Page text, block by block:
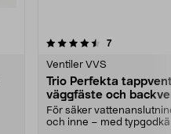
7recensioner
Ventiler VVS
Trio Perfekta
väggfäste och
G15
För säker
och inne – med
4.5 av 5 stjärnor